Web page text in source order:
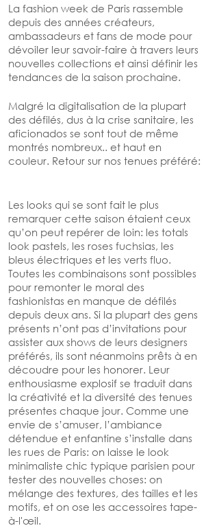
La fashion week de Paris rassemble
depuis des années créateurs,
ambassadeurs et fans de mode pour
dévoiler leur savoir-faire à travers leurs
nouvelles collections et ainsi définir les
tendances de la saison prochaine.
Malgré la digitalisation de la plupart
des défilés, dus à la crise sanitaire, les
aficionados se sont tout de même
montrés nombreux.. et haut en
couleur. Retour sur nos tenues préféré:
Les looks qui se sont fait le plus
remarquer cette saison étaient ceux
qu’on peut repérer de loin: les totals
look pastels, les roses fuchsias, les
bleus électriques et les verts fluo.
Toutes les combinaisons sont possibles
pour remonter le moral des
fashionistas en manque de défilés
depuis deux ans. Si la plupart des gens
présents n’ont pas d’invitations pour
assister aux shows de leurs designers
préférés, ils sont néanmoins prêts à en
découdre pour les honorer. Leur
enthousiasme explosif se traduit dans
la créativité et la diversité des tenues
présentes chaque jour. Comme une
envie de s’amuser, l’ambiance
détendue et enfantine s’installe dans
les rues de Paris: on laisse le look
minimaliste chic typique parisien pour
tester des nouvelles choses: on
mélange des textures, des tailles et les
motifs, et on ose les accessoires tape-
à-l'œil.